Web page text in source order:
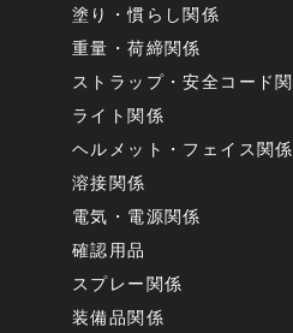
塗り・慣らし関係
重量・荷締関係
ストラップ・安全コード
ライト関係
ヘルメット・フェイス関係
溶接関係
電気・電源関係
確認用品
スプレー関係
装備品関係